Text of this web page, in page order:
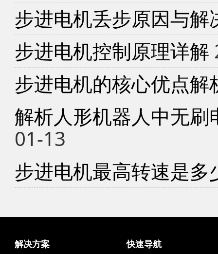
步进电机丢步原因与解
步进电机控制原理详解
步进电机的核心优点解
解析人形机器人中无
01-13
步进电机最高转速是多
解决方案 快速导航